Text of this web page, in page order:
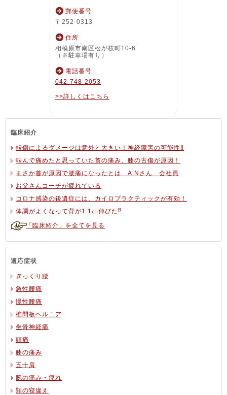
郵便番号
〒252-0313
住所
相模原市南区松が枝町10-6
（※駐車場有り）
電話番号
042-748-2053
>>詳しくはこちら
臨床紹介
転倒によるダメージは意外と大きい！神経障害の可能性‼
転んで痛めたと思っていた首の痛み、膝の古傷が原因！
まさか首が原因で腰痛になったとは A.Nさん 会社員
お父さんコーチが疲れている
コロナ感染の後遺症には、カイロプラクティックが有効！
体調がよくなって背が1.1㎝伸びた⁉
「臨床紹介」を全てを見る
適応症状
ぎっくり腰
急性腰痛
慢性腰痛
椎間板ヘルニア
坐骨神経痛
頭痛
膝の痛み
五十肩
腕の痛み・痺れ
頸の寝違え